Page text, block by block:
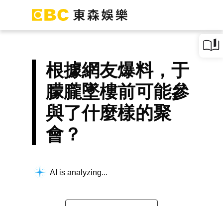
根據網友爆料，于
朦朧墜樓前可能參
與了什麼樣的聚
會？
AI is analyzing...